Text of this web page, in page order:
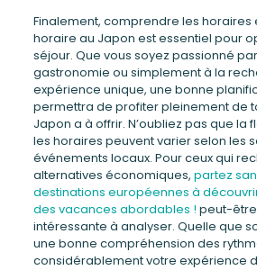
Finalement, comprendre les
horaire au Japon est essentiel pour
séjour. Que vous soyez passionné
gastronomie ou simplement à la
expérience unique, une bonne
permettra de profiter pleinement de
Japon a à offrir. N’oubliez pas que la
les horaires peuvent varier selon les
événements locaux. Pour ceux qui
alternatives économiques, partez
destinations européennes à
des vacances abordables ! peut-
intéressante à analyser. Quelle que
une bonne compréhension des
considérablement votre expérience